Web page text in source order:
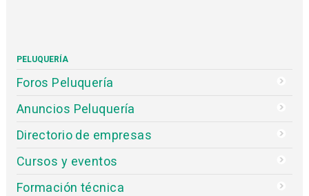
PELUQUERÍA
Foros Peluquería
Anuncios Peluquería
Directorio de empresas
Cursos y eventos
Formación técnica